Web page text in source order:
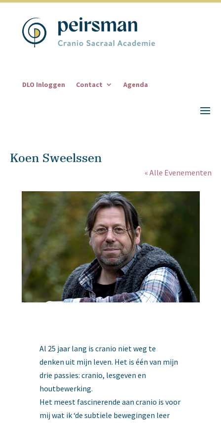
DLO Inloggen Contact Agenda
Koen Sweelssen
« Alle Evenementen
Al 25 jaar lang is cranio niet weg te
denken uit mijn leven. Het is één van mijn
drie passies: cranio, lesgeven en
houtbewerking.
Het meest fascinerende aan cranio is voor
mij wat ik ‘de subtiele bewegingen leer